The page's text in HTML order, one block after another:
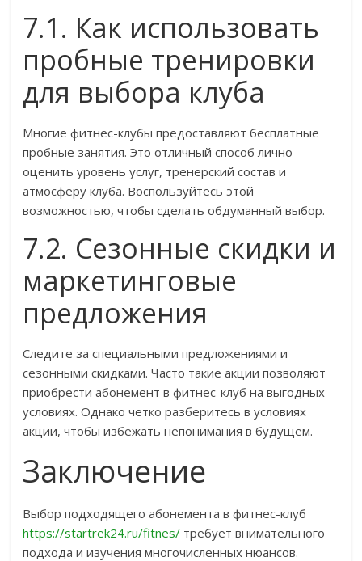
7.1. Как использовать
пробные тренировки
для выбора клуба
Многие фитнес-клубы предоставляют бесплатные
пробные занятия. Это отличный способ лично
оценить уровень услуг, тренерский состав и
атмосферу клуба. Воспользуйтесь этой
возможностью, чтобы сделать обдуманный выбор.
7.2. Сезонные скидки и
маркетинговые
предложения
Следите за специальными предложениями и
сезонными скидками. Часто такие акции позволяют
приобрести абонемент в фитнес-клуб на выгодных
условиях. Однако четко разберитесь в условиях
акции, чтобы избежать непонимания в будущем.
Заключение
Выбор подходящего абонемента в фитнес-клуб
https://startrek24.ru/fitnes/ требует внимательного
подхода и изучения многочисленных нюансов.